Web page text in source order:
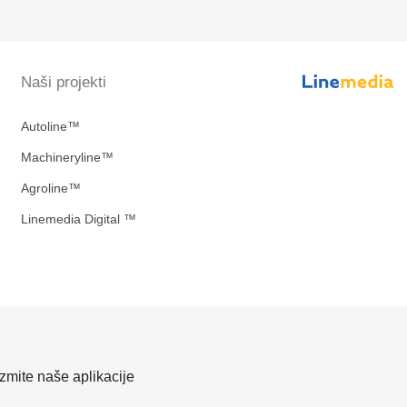
Naši projekti
Autoline™
Machineryline™
Agroline™
Linemedia Digital ™
naše aplikacije